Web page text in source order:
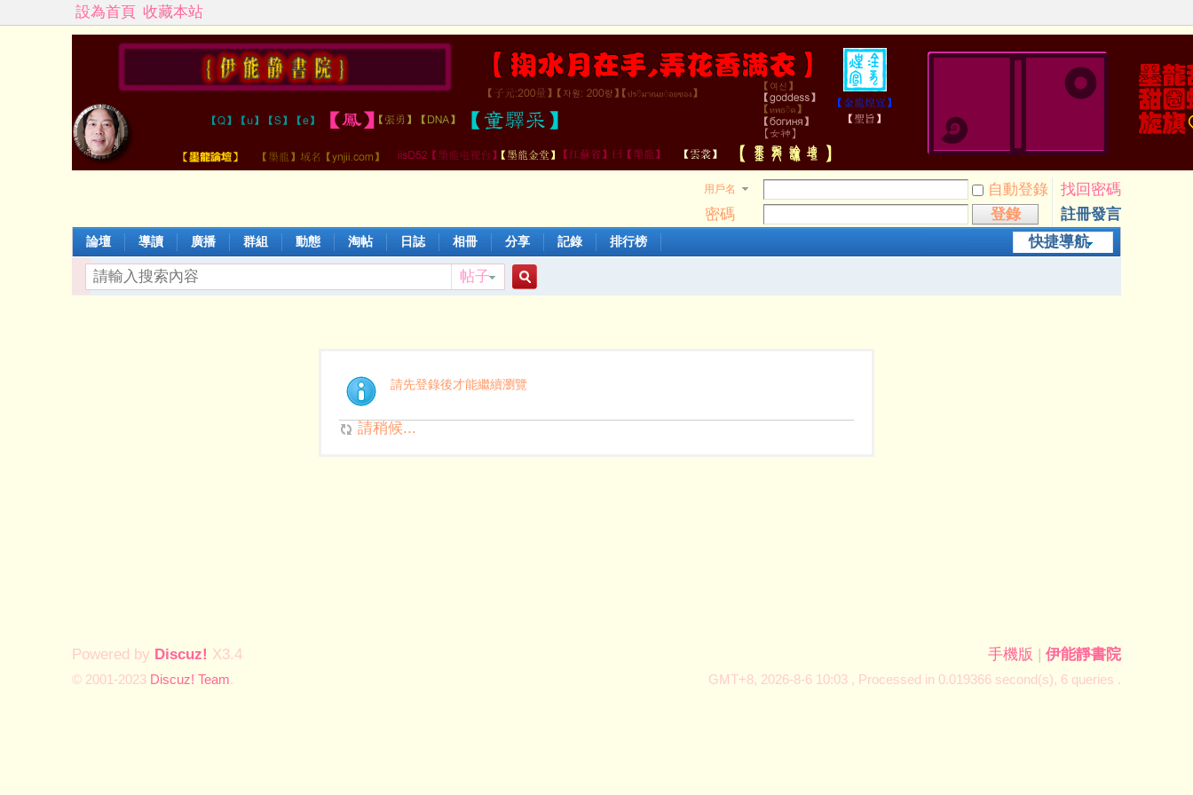
設為首頁 收藏本站
用戶名 自動登錄
找回密碼
密碼
登錄
註冊發言
快捷導航
論壇 導讀 廣播 群組 動態 淘帖 日誌 相冊 分享 記錄 排行榜
帖子
索
請先登錄後才能繼續瀏覽
請稍候...
手機版 | 伊能靜書院
GMT+8, 2026-8-6 10:03 , Processed in 0.019366 second(s), 6 queries .
Powered by Discuz! X3.4
© 2001-2023 Discuz! Team.